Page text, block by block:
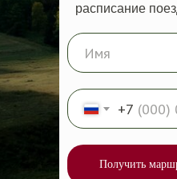
расписание
+7
Получить